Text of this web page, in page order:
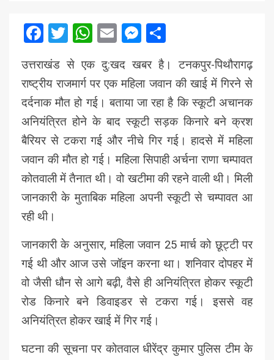
Facebook
Twitter
WhatsApp
EmailMessenger
उत्तराखंड से एक दु:खद खबर है। टनकपुर-पिथौरागढ़
राष्ट्रीय राजमार्ग पर एक महिला जवान की खाई में गिरने से
दर्दनाक मौत हो गई। बताया जा रहा है कि स्कूटी अचानक
अनियंत्रित होने के बाद स्कूटी सड़क किनारे बने क्रश
बैरियर से टकरा गई और नीचे गिर गई। हादसे में महिला
जवान की मौत हो गई। महिला सिपाही अर्चना राणा चम्पावत
कोतवाली में तैनात थी। वो खटीमा की रहने वाली थी। मिली
जानकारी के मुताबिक महिला अपनी स्कूटी से चम्पावत आ
रही थी।
जानकारी के अनुसार, महिला जवान 25 मार्च को छूट्टी पर
गई थी और आज उसे जॉइन करना था। शनिवार दोपहर में
वो जैसी धौन से आगे बढ़ी, वैसे ही अनियंत्रित होकर स्कूटी
रोड किनारे बने डिवाइडर से टकरा गई। इससे वह
अनियंत्रित होकर खाई में गिर गई।
घटना की सूचना पर कोतवाल धीरेंद्र कुमार पुलिस टीम के